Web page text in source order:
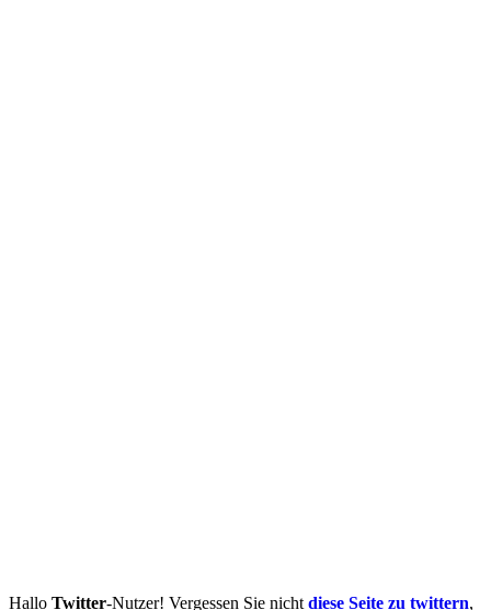
Hallo Twitter-Nutzer! Vergessen Sie nicht diese Seite zu twittern,